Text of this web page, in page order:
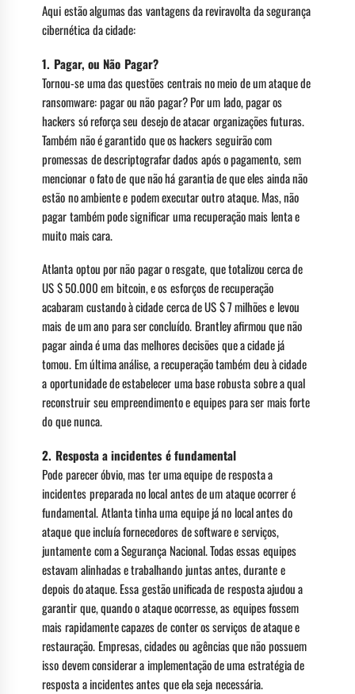
Aqui estão algumas das vantagens da reviravolta da segurança
cibernética da cidade:
1. Pagar, ou Não Pagar?
Tornou-se uma das questões centrais no meio de um ataque de
ransomware: pagar ou não pagar? Por um lado, pagar os
hackers só reforça seu desejo de atacar organizações futuras.
Também não é garantido que os hackers seguirão com
promessas de descriptografar dados após o pagamento, sem
mencionar o fato de que não há garantia de que eles ainda não
estão no ambiente e podem executar outro ataque. Mas, não
pagar também pode significar uma recuperação mais lenta e
muito mais cara.
Atlanta optou por não pagar o resgate, que totalizou cerca de
US $ 50.000 em bitcoin, e os esforços de recuperação
acabaram custando à cidade cerca de US $ 7 milhões e levou
mais de um ano para ser concluído. Brantley afirmou que não
pagar ainda é uma das melhores decisões que a cidade já
tomou. Em última análise, a recuperação também deu à cidade
a oportunidade de estabelecer uma base robusta sobre a qual
reconstruir seu empreendimento e equipes para ser mais forte
do que nunca.
2. Resposta a incidentes é fundamental
Pode parecer óbvio, mas ter uma equipe de resposta a
incidentes preparada no local antes de um ataque ocorrer é
fundamental. Atlanta tinha uma equipe já no local antes do
ataque que incluía fornecedores de software e serviços,
juntamente com a Segurança Nacional. Todas essas equipes
estavam alinhadas e trabalhando juntas antes, durante e
depois do ataque. Essa gestão unificada de resposta ajudou a
garantir que, quando o ataque ocorresse, as equipes fossem
mais rapidamente capazes de conter os serviços de ataque e
restauração. Empresas, cidades ou agências que não possuem
isso devem considerar a implementação de uma estratégia de
resposta a incidentes antes que ela seja necessária.